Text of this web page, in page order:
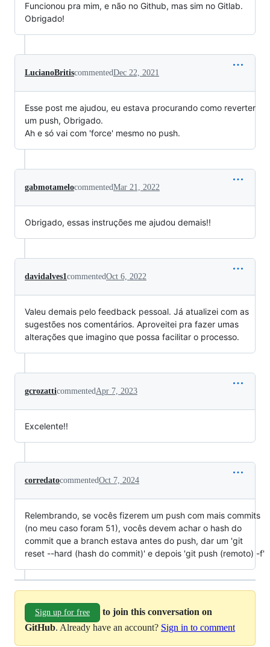
Funcionou pra mim, e não no Github, mas sim no Gitlab.
Obrigado!
LucianoBritiscommentedDec 22, 2021
Esse post me ajudou, eu estava procurando como reverter
um push, Obrigado.
Ah e só vai com 'force' mesmo no push.
gabmotamelocommentedMar 21, 2022
Obrigado, essas instruções me ajudou demais!!
davidalves1commentedOct 6, 2022
Valeu demais pelo feedback pessoal. Já atualizei com as
sugestões nos comentários. Aproveitei pra fazer umas
alterações que imagino que possa facilitar o processo.
gcrozatticommentedApr 7, 2023
Excelente!!
corredatocommentedOct 7, 2024
Relembrando, se vocês fizerem um push com mais commits
(no meu caso foram 51), vocês devem achar o hash do
commit que a branch estava antes do push, dar um 'git
reset --hard (hash do commit)' e depois 'git push (remoto) -f'
Sign up for free
to join this conversation on
GitHub. Already have an account? Sign in to comment